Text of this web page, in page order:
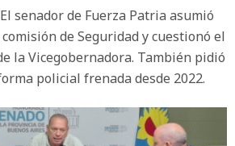
senador de Fuerza Patria asumió
de Seguridad y cuestionó el
la Vicegobernadora. También pidió
policial frenada desde 2022.